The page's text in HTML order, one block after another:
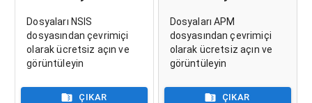
Dosyaları NSIS
dosyasından çevrimiçi
olarak ücretsiz açın ve
görüntüleyin
ÇIKAR
Dosyaları APM
dosyasından çevrimiçi
olarak ücretsiz açın ve
görüntüleyin
ÇIKAR